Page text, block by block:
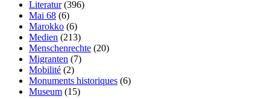
Literatur(396)
Mai 68 (6)
Marokko (6)
Medien (213)
Menschenrechte (20)
Migranten (7)
Mobilité (2)
Monuments historiques (6)
Museum (15)